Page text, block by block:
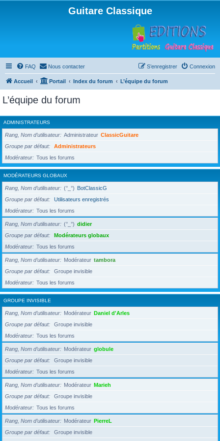
Guitare Classique
FAQ Nous contacter Connexion
S’enregistrer
Accueil Portail Index du forum L’équipe du forum
L’équipe du forum
ADMINISTRATEURS
Rang, Nom d’utilisateur Administrateur ClassicGuitare
Groupe par défaut
Administrateurs
Modérateur
Tous les forums
MODÉRATEURS GLOBAUX
Rang, Nom d’utilisateur (°_°) BotClassicG
Groupe par défaut
Utilisateurs enregistrés
Modérateur
Tous les forums
Rang, Nom d’utilisateur (°_°) didier
Groupe par défaut
Modérateurs globaux
Modérateur
Tous les forums
Rang, Nom d’utilisateur Modérateur tambora
Groupe par défaut
Groupe invisible
Modérateur
Tous les forums
GROUPE INVISIBLE
Rang, Nom d’utilisateur Modérateur Daniel d'Arles
Groupe par défaut
Groupe invisible
Modérateur
Tous les forums
Rang, Nom d’utilisateur Modérateur globule
Groupe par défaut
Groupe invisible
Modérateur
Tous les forums
Rang, Nom d’utilisateur Modérateur Marieh
Groupe par défaut
Groupe invisible
Modérateur
Tous les forums
Rang, Nom d’utilisateur Modérateur PierreL
Groupe par défaut
Groupe invisible